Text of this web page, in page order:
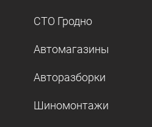
СТО Гродно
Автомагазины
Авторазборки
Шиномонтажи